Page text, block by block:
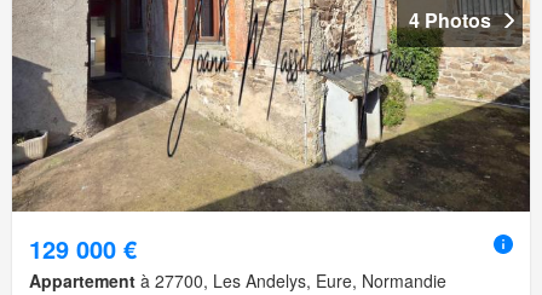
4 Photos
129 000 €
Appartement à 27700, Les Andelys, Eure, Normandie